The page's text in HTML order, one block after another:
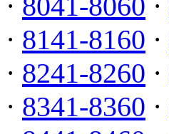
· 8141-8160 ·
· 8241-8260 ·
· 8341-8360 ·